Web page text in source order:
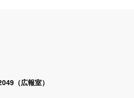
（広報室）